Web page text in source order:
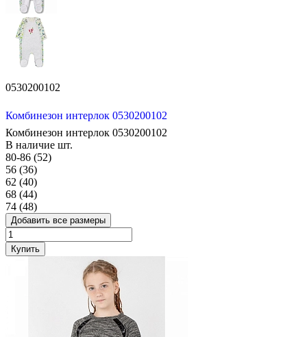
0530200102
Комбинезон интерлок 0530200102
Комбинезон интерлок 0530200102
В наличие шт.
80-86 (52)
56 (36)
62 (40)
68 (44)
74 (48)
Добавить все размеры
Купить